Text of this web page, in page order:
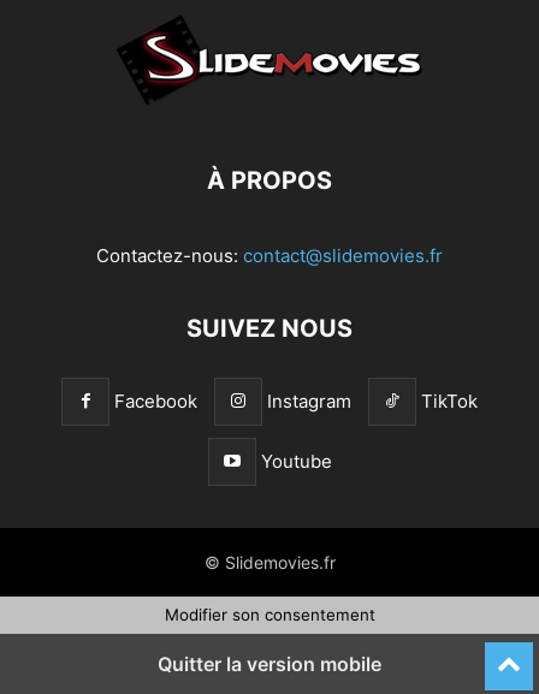
À PROPOS
Contactez-nous: contact@slidemovies.fr
SUIVEZ NOUS
Facebook Instagram TikTok
Youtube
© Slidemovies.fr
Modifier son consentement
Quitter la version mobile